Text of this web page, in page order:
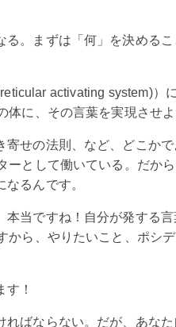
。まずは「何」を決める
activating system)）
に、その言葉を実現させよ
せの法則、など、どこか
として働いている。だか
るんです。
当ですね！自分が発する
ら、やりたいこと、ポシ
！
ばならない。だが、あな